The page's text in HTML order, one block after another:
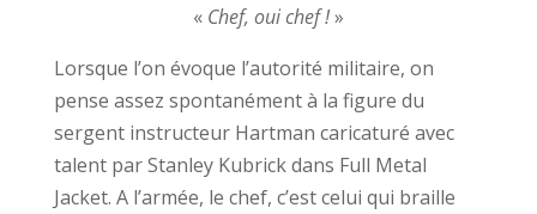
« Chef, oui chef !»
Lorsque l’on évoque l’autorité militaire, on
pense assez spontanément à la figure du
sergent instructeur Hartman caricaturé avec
talent par Stanley Kubrick dans Full Metal
Jacket. A l’armée, le chef, c’est celui qui braille